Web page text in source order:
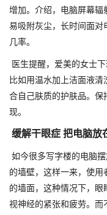
增加。介绍，电脑屏幕
易吸附灰尘，长时间面对
几率。
医生提醒，爱美的女士
比如用温水加上洁面液
合自己肤质的护肤品。保
现。
缓解干眼症 把电脑放
如今很多写字楼的电脑
的墙壁，这样一来，使
的墙面，这种情况下，
视神经的紧张和疲劳。